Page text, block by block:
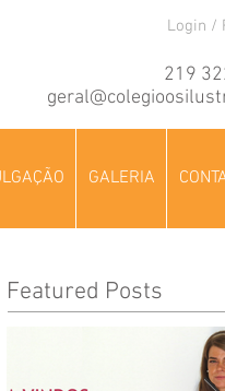
Login /
219
GALERIA
Featured Posts